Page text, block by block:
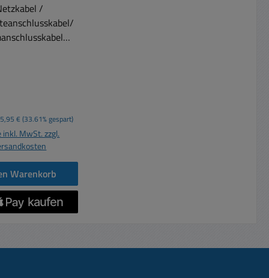
/
Kabelfarbe:
Schwarz Gewicht: 0,19kg
Regulärer Preis:
5,95 € (33.61% gespart)
inkl. MwSt. zzgl.
Warenkorb